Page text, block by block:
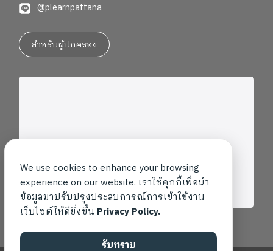
@plearnpattana
สำหรับผู้ปกครอง
We use cookies to enhance your browsing
experience on our website. เราใช้คุกกี้เพื่อนำ
ข้อมูลมาปรับปรุงประสบการณ์การเข้าใช้งาน
เว็บไซต์ให้ดียิ่งขึ้น Privacy Policy.
รับทราบ